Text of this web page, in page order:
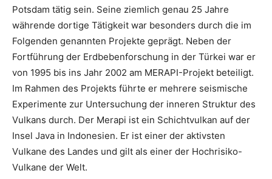
Potsdam tätig sein. Seine ziemlich genau 25 Jahre
währende dortige Tätigkeit war besonders durch die im
Folgenden genannten Projekte geprägt. Neben der
Fortführung der Erdbebenforschung in der Türkei war er
von 1995 bis ins Jahr 2002 am MERAPI-Projekt beteiligt.
Im Rahmen des Projekts führte er mehrere seismische
Experimente zur Untersuchung der inneren Struktur des
Vulkans durch. Der Merapi ist ein Schichtvulkan auf der
Insel Java in Indonesien. Er ist einer der aktivsten
Vulkane des Landes und gilt als einer der Hochrisiko-
Vulkane der Welt.